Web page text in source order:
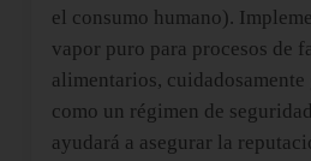
el consumo humano).
vapor puro para procesos de
alimentarios, cuidadosamente
como un régimen de
ayudará a asegurar la